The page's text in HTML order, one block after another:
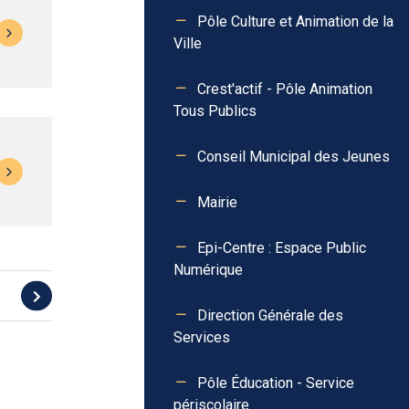
Pôle Culture et Animation de la
Ville
Crest'actif - Pôle Animation
Tous Publics
Conseil Municipal des Jeunes
Mairie
Epi-Centre : Espace Public
Numérique
Direction Générale des
Services
Pôle Éducation - Service
périscolaire